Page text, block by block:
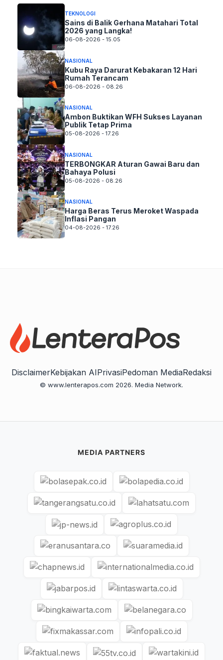
TEKNOLOGI
Sains di Balik Gerhana Matahari Total
2026 yang Langka!
06-08-2026 - 15.05
NASIONAL
Kubu Raya Darurat Kebakaran 12 Hari
Rumah Terancam
06-08-2026 - 08.26
NASIONAL
Ambon Buktikan WFH Sukses Layanan
Publik Tetap Prima
05-08-2026 - 17.26
NASIONAL
TERBONGKAR Aturan Gawai Baru dan
Bahaya Polusi
05-08-2026 - 08.26
NASIONAL
Harga Beras Terus Meroket Waspada
Inflasi Pangan
04-08-2026 - 17.26
DisclaimerKebijakan AIPrivasiPedoman MediaRedaksi
© www.lenterapos.com 2026. Media Network.
MEDIA PARTNERS